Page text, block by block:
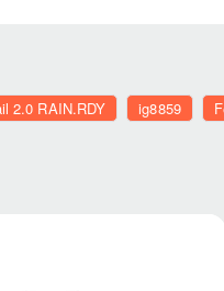
2.0 RAIN.RDY ig8859